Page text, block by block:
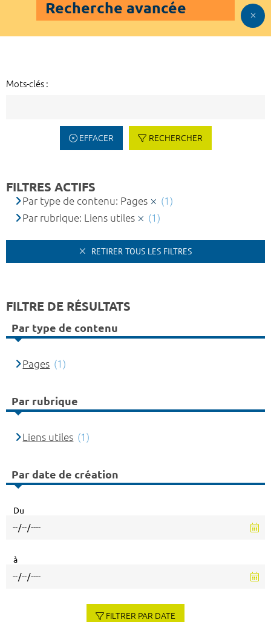
Recherche avancée
Mots-clés :
EFFACER RECHERCHER
FILTRES ACTIFS
Par type de contenu: Pages
(1)
Par rubrique: Liens utiles
(1)
RETIRER TOUS LES FILTRES
FILTRE DE RÉSULTATS
Par type de contenu
Pages (1)
Par rubrique
Liens utiles (1)
Par date de création
Du
à
FILTRER PAR DATE